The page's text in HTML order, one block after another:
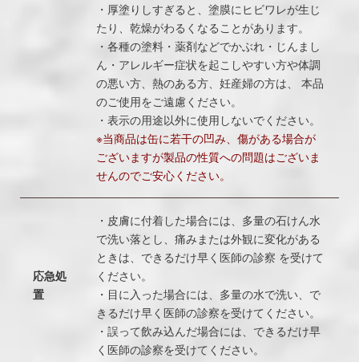
・厚塗りしすぎると、塗膜にヒビワレが生じ
たり、乾燥がわるくなることがあります。
・各種の塗料・薬剤などでかぶれ・じんまし
ん・アレルギー症状を起こしやすい方や体調
の悪い方、熱のある方、妊産婦の方は、 本品
のご使用をご遠慮ください。
・表示の用途以外に使用しないでください。
※当商品は缶に若干の凹み、傷がある場合が
ございますが製品の性質への問題はございま
せんのでご安心ください。
応急処
置
・皮膚に付着した場合には、多量の石けん水
で洗い落とし、痛みまたは外観に変化がある
ときは、できるだけ早く医師の診察 を受けて
ください。
・目に入った場合には、多量の水で洗い、で
きるだけ早く医師の診察を受けてください。
・誤って飲み込んだ場合には、できるだけ早
く医師の診察を受けてください。